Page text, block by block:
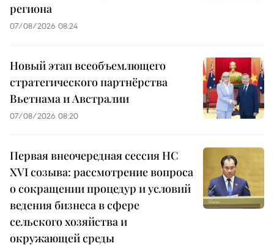
региона
07/08/2026 08:24
Новый этап всеобъемлющего
стратегического партнёрства
Вьетнама и Австралии
07/08/2026 08:20
Первая внеочередная сессия НС
XVI созыва: рассмотрение вопроса
о сокращении процедур и условий
ведения бизнеса в сфере
сельского хозяйства и
окружающей среды